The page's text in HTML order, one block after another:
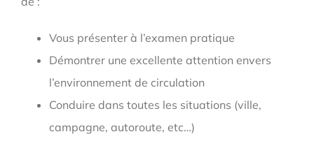
Vous présenter à l’examen pratique
Démontrer une excellente attention envers
l’environnement de circulation
Conduire dans toutes les situations (ville,
campagne, autoroute, etc…)